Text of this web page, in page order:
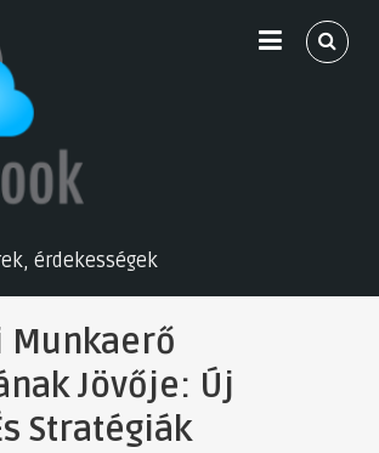
érdekességek
Munkaerő
Jövője: Új
Stratégiák